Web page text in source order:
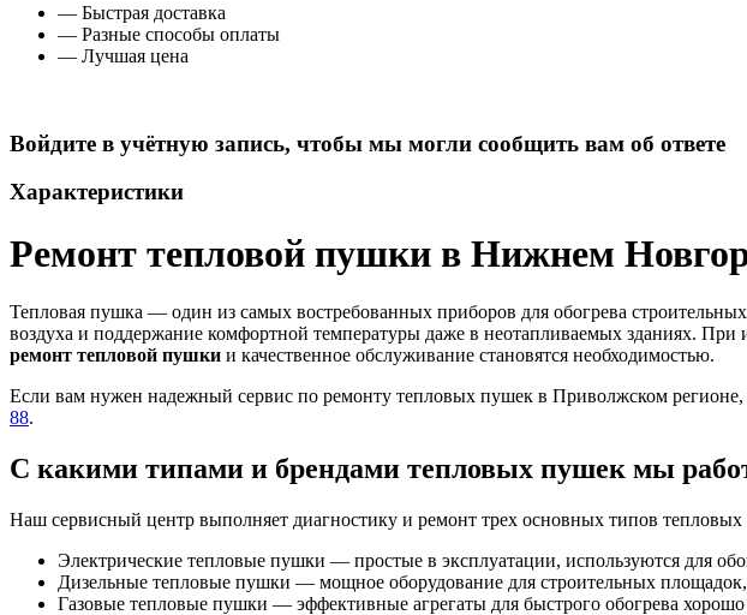
— Быстрая доставка
— Разные способы оплаты
— Лучшая цена
Войдите в учётную запись, чтобы мы могли сообщить вам об ответе
Характеристики
Ремонт тепловой пушки в Нижнем
Тепловая пушка — один из самых востребованных приборов для обогрева
воздуха и поддержание комфортной температуры даже в неотапливаемых зданиях.
ремонт тепловой пушки и качественное обслуживание становятся необходимостью.
Если вам нужен надежный сервис по ремонту тепловых пушек в Приволжском регионе,
88.
С какими типами и брендами тепловых пушек мы
Наш сервисный центр выполняет диагностику и ремонт трех основных типов
Электрические тепловые пушки — простые в эксплуатации, используются для
Дизельные тепловые пушки — мощное оборудование для строительных
Газовые тепловые пушки — эффективные агрегаты для быстрого обогрева